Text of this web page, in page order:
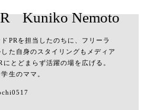
Kuniko Nemoto
PRを担当したのちに、フリーラ
た自身のスタイリングもメディア
にとどまらず活躍の場を広げる。
生のママ。